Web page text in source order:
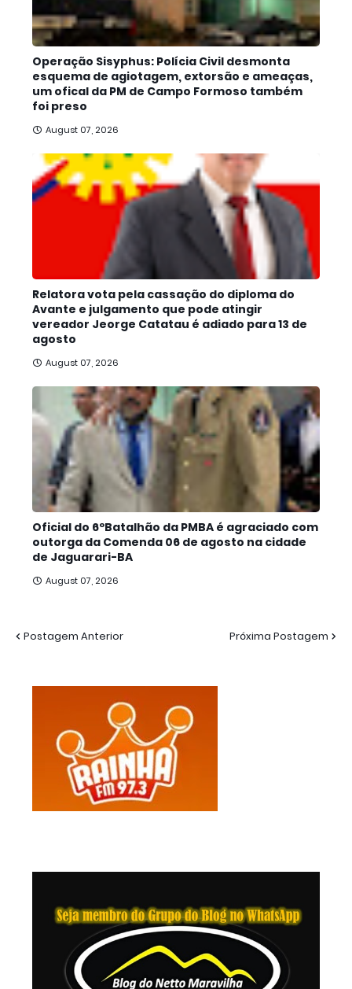
Operação Sisyphus: Polícia Civil desmonta
esquema de agiotagem, extorsão e ameaças,
um ofical da PM de Campo Formoso também
foi preso
August 07, 2026
Relatora vota pela cassação do diploma do
Avante e julgamento que pode atingir
vereador Jeorge Catatau é adiado para 13 de
agosto
August 07, 2026
Oficial do 6ºBatalhão da PMBA é agraciado com
outorga da Comenda 06 de agosto na cidade
de Jaguarari-BA
August 07, 2026
Postagem Anterior Próxima Postagem